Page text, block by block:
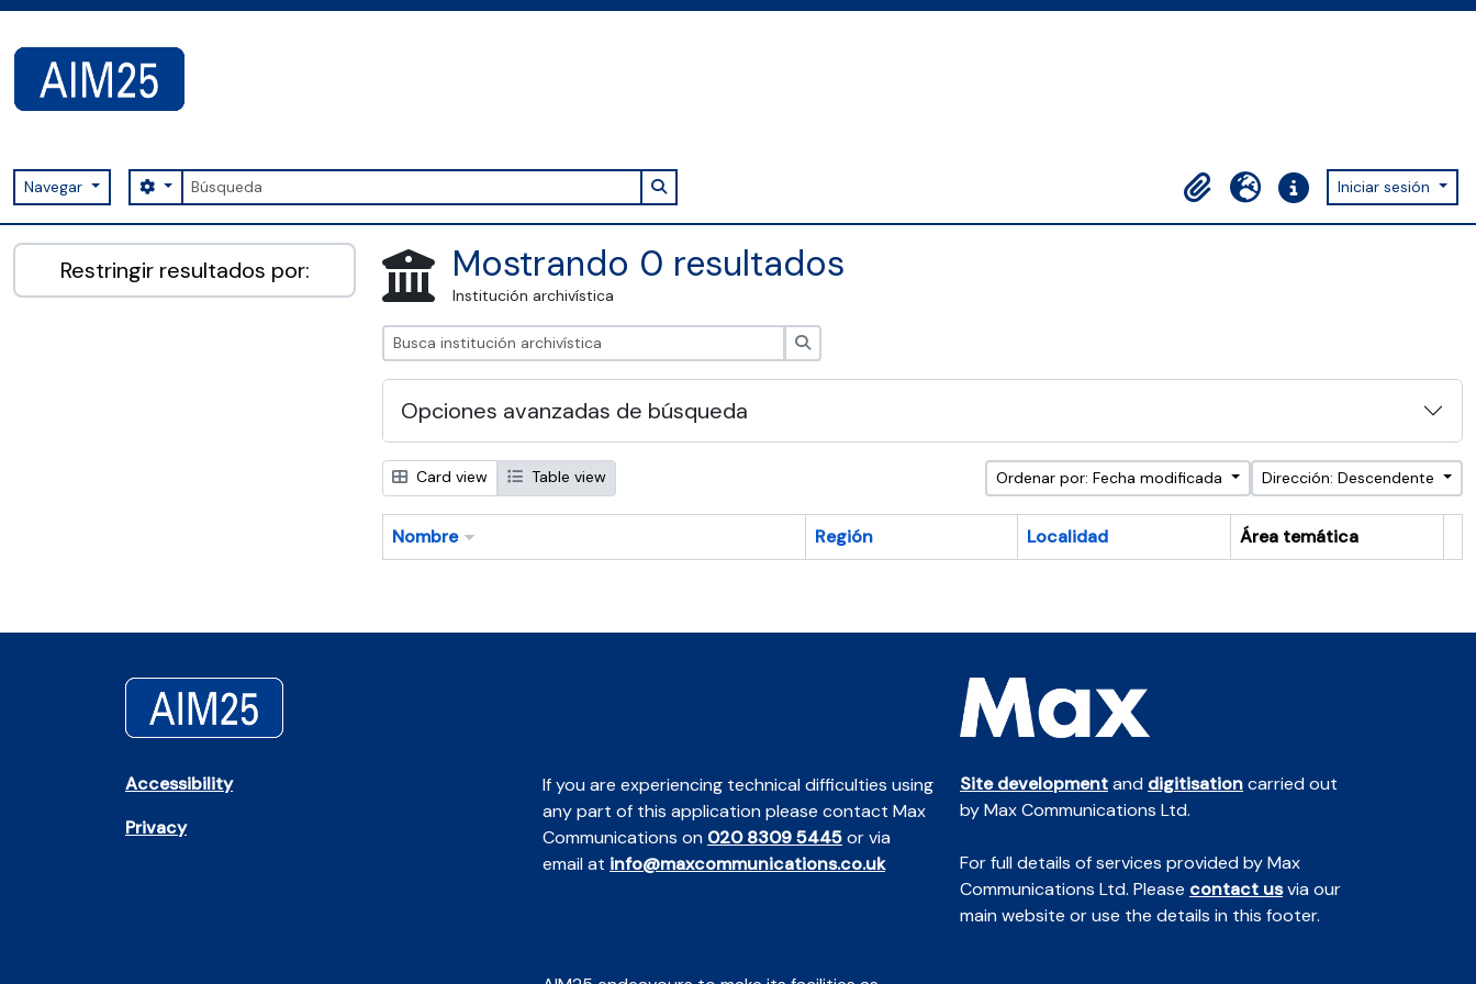
Navegar Búsqueda
Search options Search in browse page
Portapapeles
Idioma Enlaces rápidos
Iniciar sesión
AIM25 - AtoM 2.8.2
Restringir resultados por: Mostrando 0 resultados
Institución archivística
Opciones avanzadas de búsqueda
Card view Table view Ordenar por: Fecha modificada Dirección: Descendente
Nombre Región Localidad
Área temática
Accessibility
Privacy
If you are experiencing technical difficulties using
any part of this application please contact Max
Communications on 020 8309 5445or via
email at info@maxcommunications.co.uk
Site developmentand digitisationcarried out
by Max Communications Ltd.
For full details of services provided by Max
Communications Ltd. Please contact usvia our
main website or use the details in this footer.